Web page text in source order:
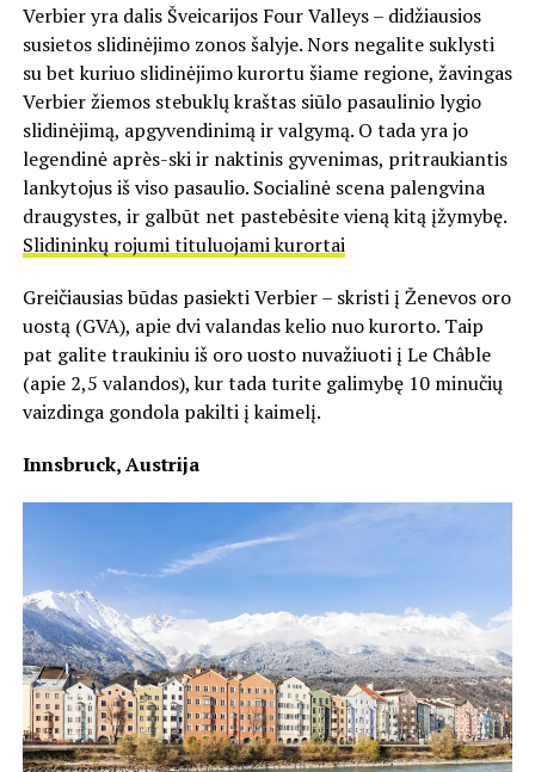
Verbier yra dalis Šveicarijos Four Valleys – didžiausios
susietos slidinėjimo zonos šalyje. Nors negalite suklysti
su bet kuriuo slidinėjimo kurortu šiame regione, žavingas
Verbier žiemos stebuklų kraštas siūlo pasaulinio lygio
slidinėjimą, apgyvendinimą ir valgymą. O tada yra jo
legendinė après-ski ir naktinis gyvenimas, pritraukiantis
lankytojus iš viso pasaulio. Socialinė scena palengvina
draugystes, ir galbūt net pastebėsite vieną kitą įžymybę.
Slidininkų rojumi tituluojami kurortai
Greičiausias būdas pasiekti Verbier – skristi į Ženevos oro
uostą (GVA), apie dvi valandas kelio nuo kurorto. Taip
pat galite traukiniu iš oro uosto nuvažiuoti į Le Châble
(apie 2,5 valandos), kur tada turite galimybę 10 minučių
vaizdinga gondola pakilti į kaimelį.
Innsbruck, Austrija